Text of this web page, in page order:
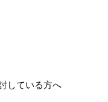
している方へ